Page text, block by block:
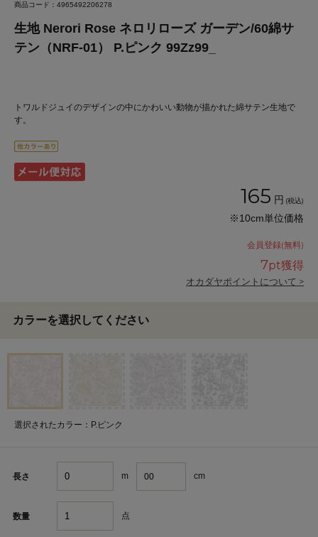
商品コード：4965492206278
生地 Nerori Rose ネロリローズ ガーデン/60綿サ
テン（NRF-01） P.ピンク 99Zz99_
トワルドジュイのデザインの中にかわいい動物が描かれた綿サテン生地で
す。
165 円 (税込)
※10cm単位価格
会員登録(無料)
7pt獲得
オカダヤポイントについて >
カラーを選択してください
選択されたカラー：P.ピンク
長さ m cm
数量 点